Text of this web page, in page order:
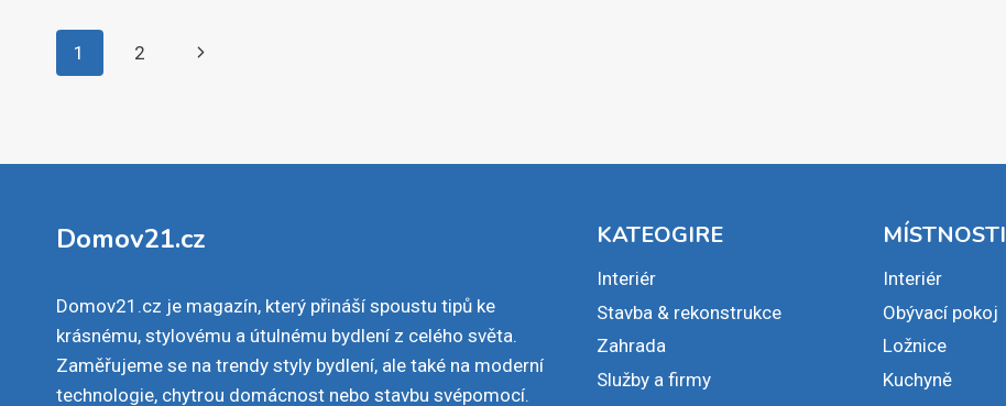
Navigace
1 2
Další
Domov21.cz
Domov21.cz je magazín, který přináší spoustu tipů ke
krásnému, stylovému a útulnému bydlení z celého světa.
Zaměřujeme se na trendy styly bydlení, ale také na moderní
technologie, chytrou domácnost nebo stavbu svépomocí.
KATEOGIRE
Interiér
Stavba & rekonstrukce
Zahrada
Služby a firmy
MÍSTNOSTI
Interiér
Obývací pokoj
Ložnice
Kuchyně